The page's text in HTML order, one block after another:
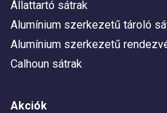
Állattartó sátrak
Alumínium szerkezetű tároló
Alumínium szerkezetű
Calhoun sátrak
Akciók